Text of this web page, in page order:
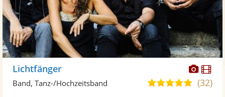
Lichtfänger
5,0(32)
Band, Tanz-/Hochzeitsband